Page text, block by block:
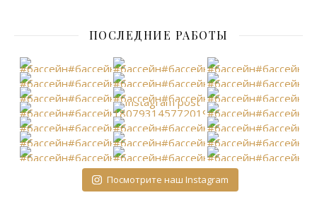
ПОСЛЕДНИЕ РАБОТЫ
Посмотрите наш Instagram